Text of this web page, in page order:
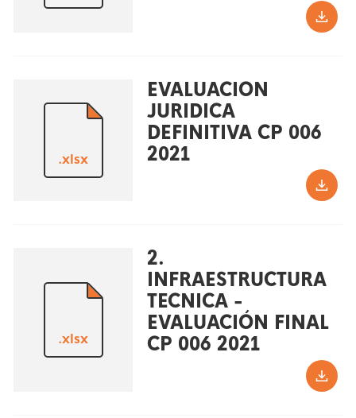
.xlsx
EVALUACION
JURIDICA
DEFINITIVA CP 006
2021
.xlsx
2.
INFRAESTRUCTURA
TECNICA -
EVALUACIÓN FINAL
CP 006 2021